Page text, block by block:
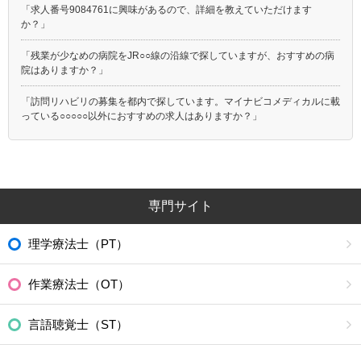
「求人番号9084761に興味があるので、詳細を教えていただけます
か？」
「残業が少なめの病院をJR○○線の沿線で探していますが、おすすめの病
院はありますか？」
「訪問リハビリの募集を都内で探しています。マイナビコメディカルに載
っている○○○○○以外におすすめの求人はありますか？」
専門サイト
理学療法士（PT）
作業療法士（OT）
言語聴覚士（ST）